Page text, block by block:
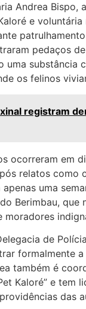
Andrea Bispo,
e voluntária
pedaços
uma substância
os felinos
registram
ocorreram em
relatos como
uma
Berimbau, que
moradores
de
formalmente
também é
Kaloré” e tem
das